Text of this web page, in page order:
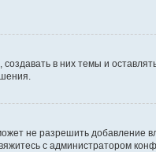
в них темы и
не разрешить добавление
с администратором